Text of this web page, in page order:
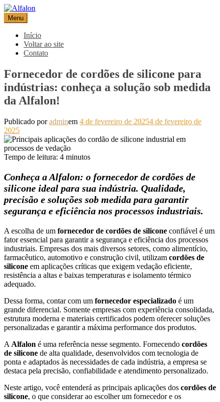
Pular
para
o
conteúdo
Alfalon
comércio e serviços pertinentes aos produtos de embalagens
Menu
Início
Voltar ao site
Contato
Fornecedor de cordões de silicone para
indústrias: conheça a solução sob medida
da Alfalon!
Publicado poradminem 4 de fevereiro de 20254 de fevereiro de
2025
Tempo de leitura: 4 minutos
Conheça a Alfalon: o fornecedor de cordões de
silicone ideal para sua indústria. Qualidade,
precisão e soluções sob medida para garantir
segurança e eficiência nos processos industriais.
A escolha de um fornecedor de cordões de silicone confiável é um
fator essencial para garantir a segurança e eficiência dos processos
industriais. Empresas dos mais diversos setores, como alimentício,
farmacêutico, automotivo e construção civil, utilizam cordões de
silicone em aplicações críticas que exigem vedação eficiente,
resistência a altas e baixas temperaturas e isolamento térmico
adequado.
Dessa forma, contar com um fornecedor especializado é um
grande diferencial. Somente empresas com experiência consolidada,
estrutura moderna e materiais certificados podem oferecer soluções
personalizadas e garantir a máxima performance dos produtos.
A Alfalon é uma referência nesse segmento. Fornecendo cordões
de silicone de alta qualidade, desenvolvidos com tecnologia de
ponta e adaptados às necessidades de cada indústria, a empresa se
destaca pela precisão, confiabilidade e atendimento personalizado.
Neste artigo, você entenderá as principais aplicações dos cordões de
silicone, o que considerar ao escolher um fornecedor e os